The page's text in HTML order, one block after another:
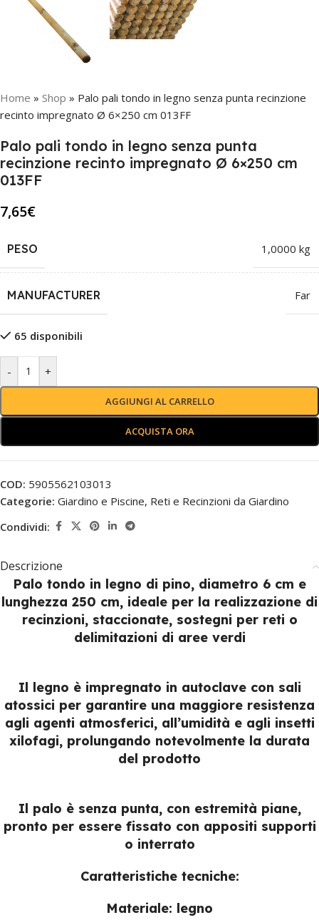
Home » Shop » Palo pali tondo in legno senza punta recinzione
recinto impregnato Ø 6×250 cm 013FF
Palo pali tondo in legno senza punta
recinzione recinto impregnato Ø 6×250 cm
013FF
7,65€
PESO 1,0000 kg
MANUFACTURER Far
65 disponibili
- +
AGGIUNGI AL CARRELLO
ACQUISTA ORA
COD: 5905562103013
Categorie: Giardino e Piscine, Reti e Recinzioni da Giardino
Condividi:
Descrizione
Palo tondo in legno di pino, diametro 6 cm e
lunghezza 250 cm, ideale per la realizzazione di
recinzioni, staccionate, sostegni per reti o
delimitazioni di aree verdi
Il legno è impregnato in autoclave con sali
atossici per garantire una maggiore resistenza
agli agenti atmosferici, all’umidità e agli insetti
xilofagi, prolungando notevolmente la durata
del prodotto
Il palo è senza punta, con estremità piane,
pronto per essere fissato con appositi supporti
o interrato
Caratteristiche tecniche:
Materiale: legno